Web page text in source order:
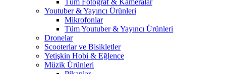
Tüm Fotoğraf & Kameralar
Youtuber & Yayıncı Ürünleri
Mikrofonlar
Tüm Youtuber & Yayıncı Ürünleri
Dronelar
Scooterlar ve Bisikletler
Yetişkin Hobi & Eğlence
Müzik Ürünleri